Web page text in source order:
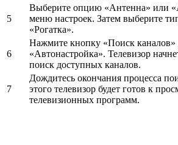
5
Выберите опцию «Антенна» или
меню настроек. Затем выберите
«Рогатка».
6
Нажмите кнопку «Поиск каналов»
«Автонастройка». Телевизор
поиск доступных каналов.
7
Дождитесь окончания процесса
этого телевизор будет готов к
телевизионных программ.